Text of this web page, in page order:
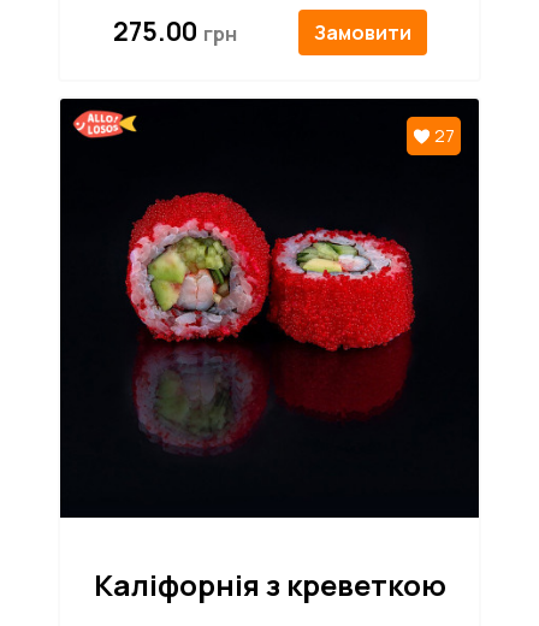
275.00 Замовити
27
Каліфорнія з креветкою